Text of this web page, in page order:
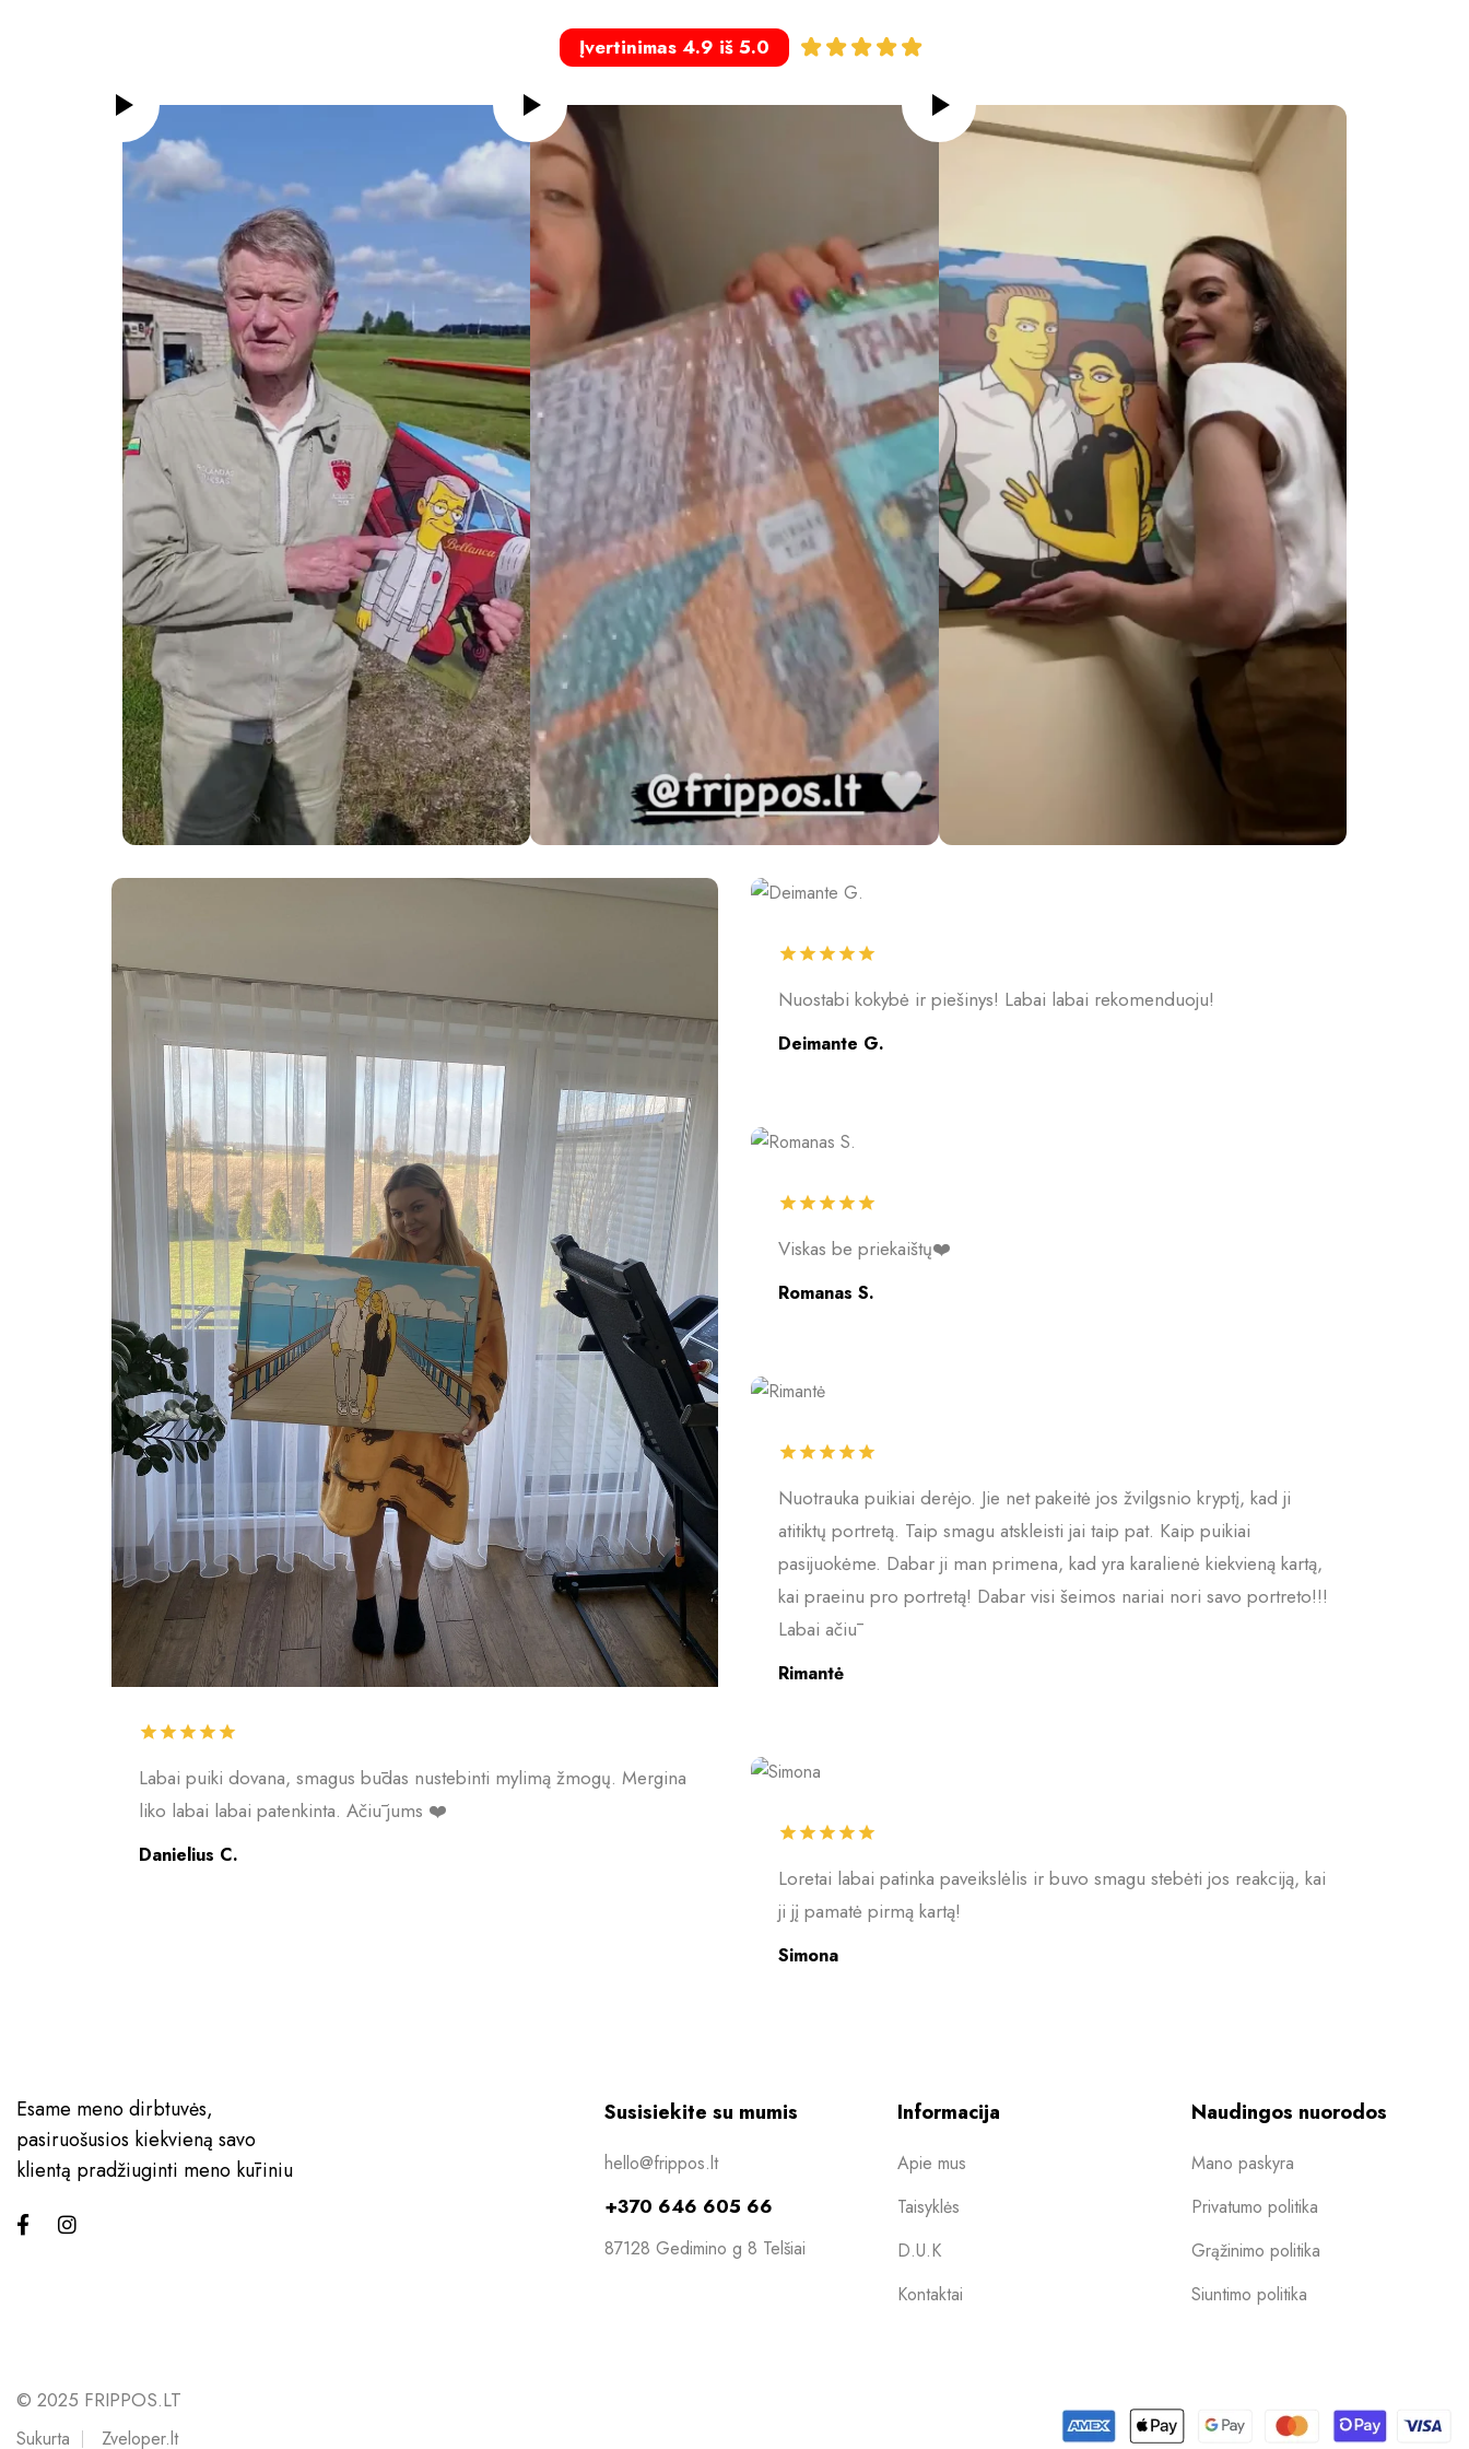
Įvertinimas 4.9 iš 5.0
Labai puiki dovana, smagus būdas nustebinti mylimą žmogų. Mergina
liko labai labai patenkinta. Ačiū jums ❤️
Danielius C.
Nuostabi kokybė ir piešinys! Labai labai rekomenduoju!
Deimante G.
Viskas be priekaištų❤️
Romanas S.
Nuotrauka puikiai derėjo. Jie net pakeitė jos žvilgsnio kryptį, kad ji
atitiktų portretą. Taip smagu atskleisti jai taip pat. Kaip puikiai
pasijuokėme. Dabar ji man primena, kad yra karalienė kiekvieną kartą,
kai praeinu pro portretą! Dabar visi šeimos nariai nori savo portreto!!!
Labai ačiū
Rimantė
Loretai labai patinka paveikslėlis ir buvo smagu stebėti jos reakciją, kai
ji jį pamatė pirmą kartą!
Simona
Esame meno dirbtuvės,
pasiruošusios kiekvieną savo
klientą pradžiuginti meno kūriniu
Susisiekite su mumis
hello@frippos.lt
+370 646 605 66
87128 Gedimino g 8 Telšiai
Informacija
Apie mus
Taisyklės
D.U.K
Kontaktai
Naudingos nuorodos
Mano paskyra
Privatumo politika
Grąžinimo politika
Siuntimo politika
© 2025 FRIPPOS.LT
Sukurta Zveloper.lt